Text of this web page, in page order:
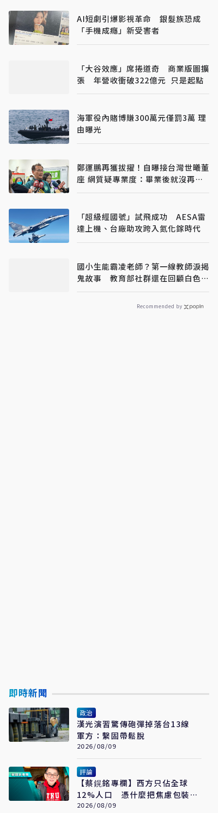
AI短劇引爆影視革命 銀髮族恐成
「手機成癮」新受害者
「大谷效應」席捲道奇 商業版圖擴
張 年營收衝破322億元 只是起點
海軍役內賭博賺300萬元僅罰3萬 理
由曝光
鄭運鵬再獲拔擢！自曝接台灣世曦董
座 網質疑專業度：畢業後就沒再碰
土木
「超級經國號」試飛成功 AESA雷
達上機、台廠助攻跨入氮化鎵時代
國小生能霸凌老師？第一線教師淚揭
鬼故事 教育部社群還在回顧白色恐
怖
Recommended by
即時新聞
政治
漢光演習驚傳砲彈掉落台13線
軍方：繫固帶鬆脫
2026/08/09
評論
【蔡鎤銘專欄】西方只佔全球
12%人口 憑什麼把焦慮包裝成
普世價值
2026/08/09